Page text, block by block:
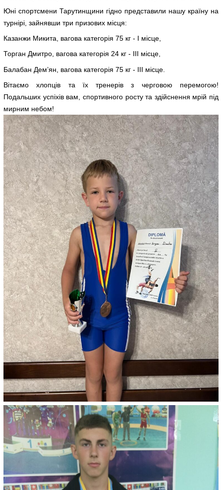
Юні спортсмени Тарутинщини гідно представили нашу країну на
турнірі, зайнявши три призових місця:
Казанжи Микита, вагова категорія 75 кг - І місце,
Торган Дмитро, вагова категорія 24 кг - ІІІ місце,
Балабан Дем’ян, вагова категорія 75 кг - ІІІ місце.
Вітаємо хлопців та їх тренерів з черговою перемогою!
Подальших успіхів вам, спортивного росту та здійснення мрій під
мирним небом!